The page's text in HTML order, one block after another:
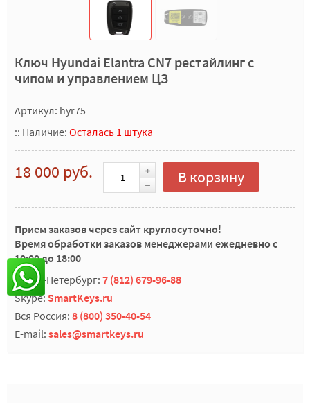
Ключ Hyundai Elantra CN7 рестайлинг с
чипом и управлением ЦЗ
Артикул: hyr75
:: Наличие: Осталась 1 штука
18 000 руб. В корзину
Прием заказов через сайт круглосуточно!
Время обработки заказов менеджерами ежедневно с
10:00 до 18:00
Санкт-Петербург: 7 (812) 679-96-88
Skype: SmartKeys.ru
Вся Россия: 8 (800) 350-40-54
E-mail: sales@smartkeys.ru